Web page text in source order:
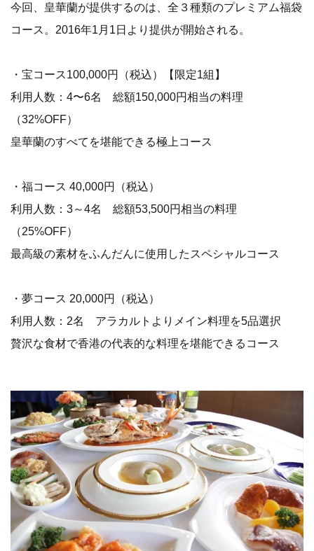
今回、皇華蘭が提供するのは、全３種類のプレミアム福袋
コース。2016年1月1日より提供が開始される。
・宝コース100,000円（税込）【限定1組】
利用人数：4〜6名 総額150,000円相当の料理
（32%OFF）
皇華蘭のすべてを堪能できる極上コース
・福コース 40,000円（税込）
利用人数：3～4名 総額53,500円相当の料理
（25%OFF）
最高級の素材をふんだんに使用したスペシャルコース
・夢コース 20,000円（税込）
利用人数：2名 アラカルトよりメイン料理を5品選択
贅沢な食材で香港の代表的な料理を堪能できるコース